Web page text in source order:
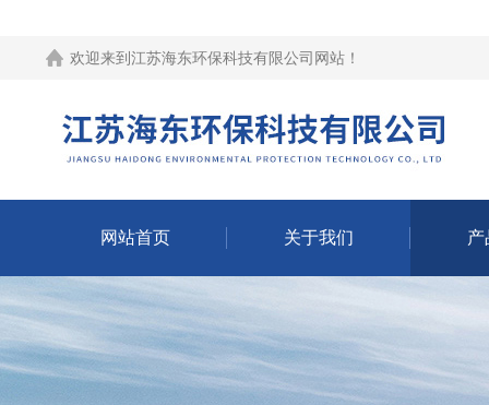
欢迎来到江苏海东环保科技有限公司网站！
网站首页 关于我们 产